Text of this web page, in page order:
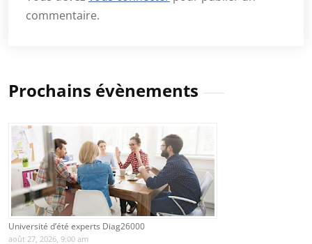
commentaire.
Prochains évènements
Université d’été experts Diag26000
août 27, 2026, 9:00 am